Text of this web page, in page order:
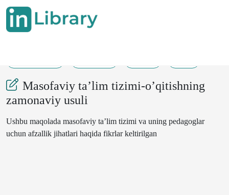
Masofaviy ta’lim tizimi-o’qitishning
zamonaviy usuli
Ushbu maqolada masofaviy ta’lim tizimi va uning pedagoglar
uchun afzallik jihatlari haqida fikrlar keltirilgan